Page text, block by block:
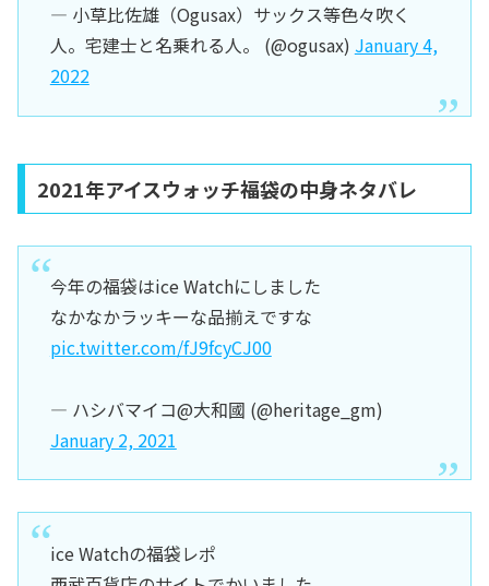
— 小草比佐雄（Ogusax）サックス等色々吹く
人。宅建士と名乗れる人。 (@ogusax) January 4,
2022
2021年アイスウォッチ福袋の中身ネタバレ
今年の福袋はice Watchにしました
なかなかラッキーな品揃えですな
pic.twitter.com/fJ9fcyCJ00
— ハシバマイコ@大和國 (@heritage_gm)
January 2, 2021
ice Watchの福袋レポ